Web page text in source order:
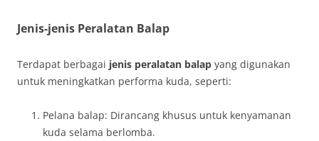
Jenis-jenis Peralatan Balap
Terdapat berbagai jenis peralatan balap yang digunakan
untuk meningkatkan performa kuda, seperti:
Pelana balap: Dirancang khusus untuk kenyamanan
kuda selama berlomba.